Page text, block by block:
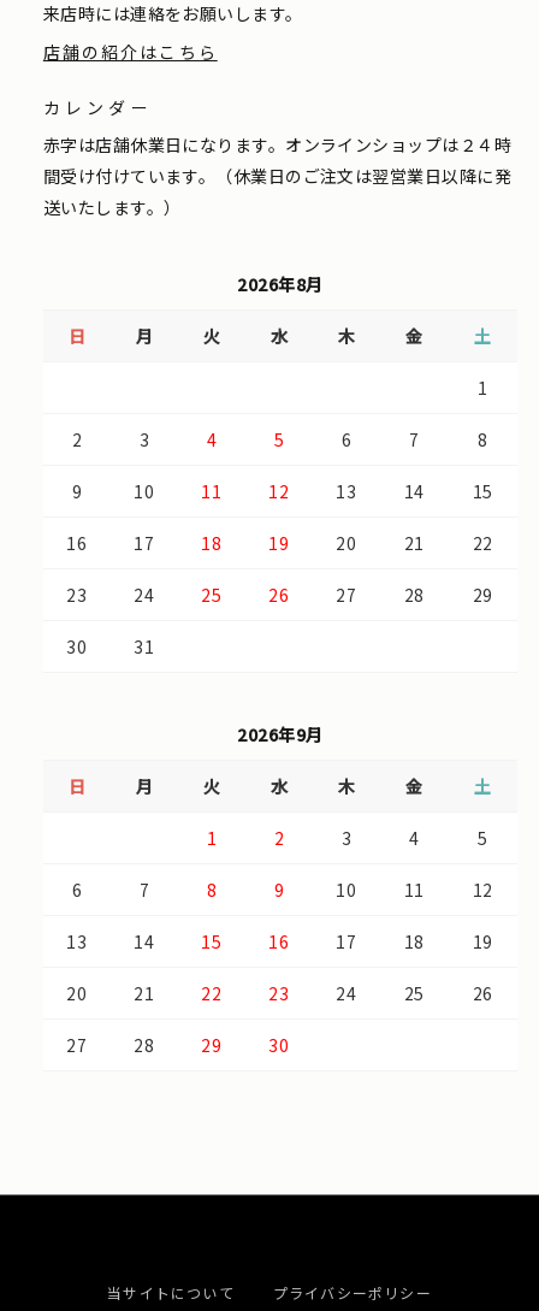
来店時には連絡をお願いします。
店舗の紹介はこちら
カレンダー
赤字は店舗休業日になります。オンラインショップは２４時
間受け付けています。（休業日のご注文は翌営業日以降に発
送いたします。）
2026年8月
日 月 火 水 木 金 土
1
2 3 4 5 6 7 8
9 10 11 12 13 14 15
16 17 18 19 20 21 22
23 24 25 26 27 28 29
30 31
2026年9月
日 月 火 水 木 金 土
1 2 3 4 5
6 7 8 9 10 11 12
13 14 15 16 17 18 19
20 21 22 23 24 25 26
27 28 29 30
当サイトについて プライバシーポリシー